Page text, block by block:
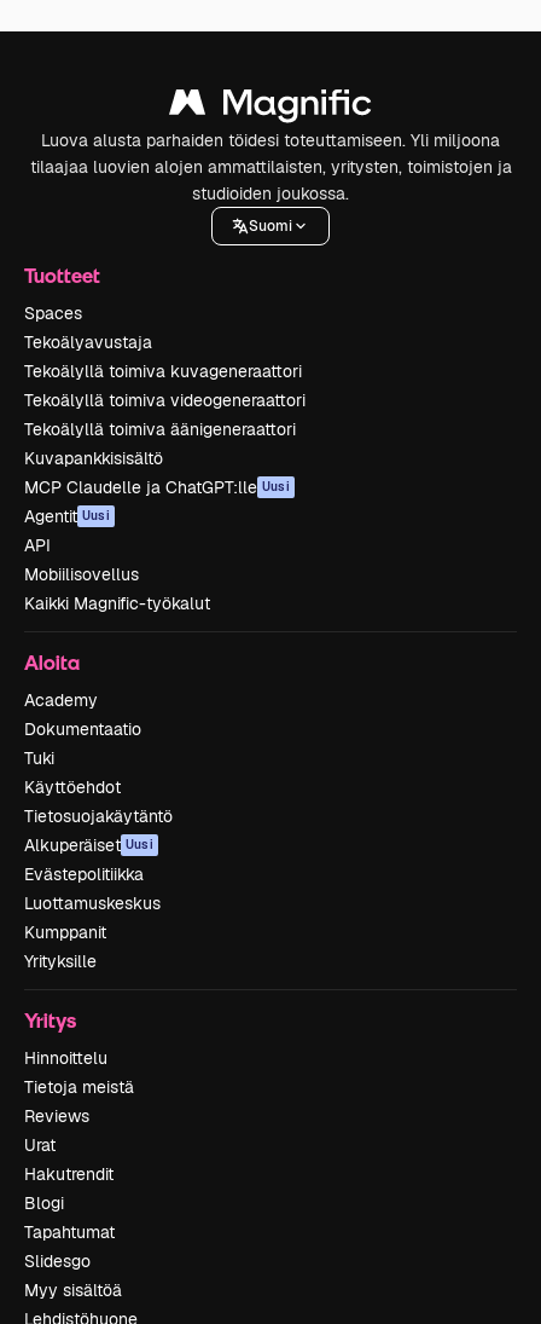
Luova alusta parhaiden töidesi toteuttamiseen. Yli miljoona
tilaajaa luovien alojen ammattilaisten, yritysten, toimistojen ja
studioiden joukossa.
Suomi
Tuotteet
Spaces
Tekoälyavustaja
Tekoälyllä toimiva kuvageneraattori
Tekoälyllä toimiva videogeneraattori
Tekoälyllä toimiva äänigeneraattori
Kuvapankkisisältö
MCP Claudelle ja ChatGPT:lle Uusi
Agentit Uusi
API
Mobiilisovellus
Kaikki Magnific-työkalut
Aloita
Academy
Dokumentaatio
Tuki
Käyttöehdot
Tietosuojakäytäntö
Alkuperäiset Uusi
Evästepolitiikka
Luottamuskeskus
Kumppanit
Yrityksille
Yritys
Hinnoittelu
Tietoja meistä
Reviews
Urat
Hakutrendit
Blogi
Tapahtumat
Slidesgo
Myy sisältöä
Lehdistöhuone